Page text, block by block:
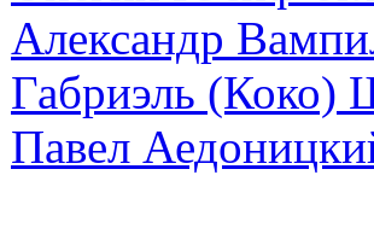
Александр
Габриэль (Коко)
Павел